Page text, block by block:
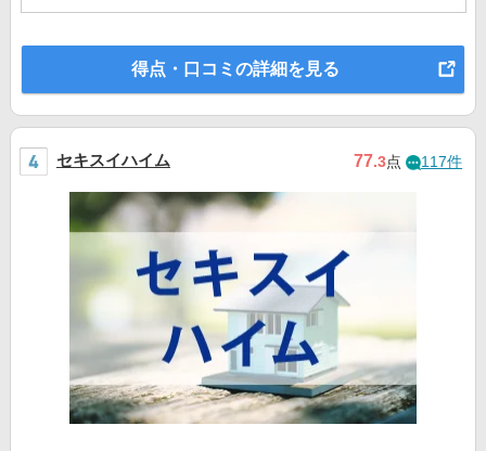
得点・口コミの詳細を見る
セキスイハイム 77.3点 117件